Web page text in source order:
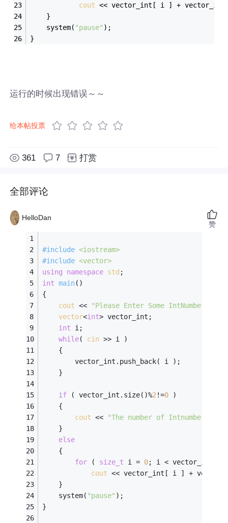
cout << vector_int[ i ] +
	}
	system(
"pause" );
}
运行的时候出现错误～～
给本帖投票
361 7 打赏
全部评论
HelloDan
#include <iostream>
#include <vector>
using
namespace std ;
int main()
{
cout << "Please Enter Some IntNumbers"
vector<int> vector_int;
int i;
while( cin >> i )
	{
	}
if ( vector_int.size()%2!=0 )
	{
cout <<
"The number of Intnumbers is
	}
else
	{
for ( size_t i = 0; i <
cout << vector_int[ i ] +
	}
	system(
"pause" );
}
赞